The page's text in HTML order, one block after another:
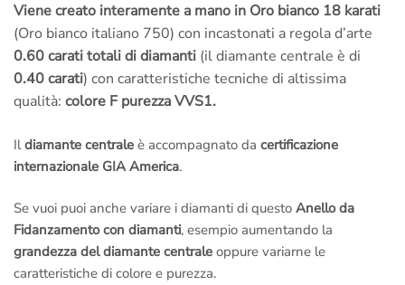
–Diritto di recesso se il gioiello non ti piace: nessuna pratica
complicata, se non è di tuo gradimento vienitotalmente
rimborsato.
–Assistenza gratuita a vita: ci teniamo a rivederti presto,
chiama o scrivi se hai dei problemi,
– Fotografie della lavorazione dell’anello via e-mail: Si,
facciamo degli scatti mentre lo creiamo; potrai
Noi siamo artigiani italiani veri, creiamo i nostri gioielli a Roma
non abbiamo nulla da nascondere.
Non ci credi?Prenota una visita in laboratorioe vieni a vederlo
dal vivo,potrai fare tu stesso foto e video ai Maestri Orafi a
Viene creato interamente a mano in Oro bianco 18 karati
(Oro bianco italiano 750) con incastonati a regola d’arte
0.60 carati totali di diamanti (il diamante centrale è di
0.40 carati) con caratteristiche tecniche di altissima
qualità: colore F purezza VVS1.
Ildiamante centrale è accompagnato da certificazione
internazionale GIA America.
Se vuoi puoi anche variare i diamanti di questo Anello da
Fidanzamento con diamanti, esempio aumentando la
grandezza del diamante centrale oppure variarne le
caratteristiche di colore e purezza.